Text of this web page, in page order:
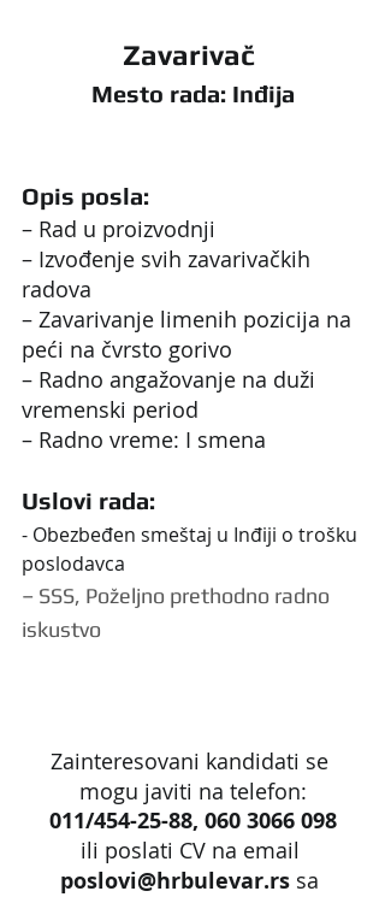
Zavarivač
Mesto rada: Inđija
Opis posla:
– Rad u proizvodnji
– Izvođenje svih zavarivačkih
radova
– Zavarivanje limenih pozicija na
peći na čvrsto gorivo
– Radno angažovanje na duži
vremenski period
– Radno vreme: I smena
Uslovi rada:
- Obezbeđen smeštaj u Inđiji o trošku
poslodavca
– SSS, Poželjno prethodno radno
iskustvo
Zainteresovani kandidati se
mogu javiti na telefon:
011/454-25-88, 060 3066 098
ili poslati CV na email
poslovi@hrbulevar.rs sa